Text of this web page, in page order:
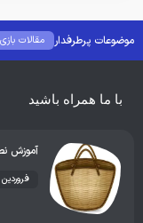
موضوعات پرطرفدار مقالات بازی
بهترین گجت ها
هوش
با ما همراه باشید
آموزش
فروردین 27, 1403